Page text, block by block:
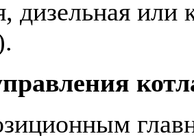
дизельная или